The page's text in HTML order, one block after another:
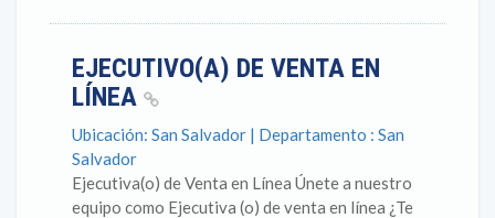
EJECUTIVO(A) DE VENTA EN
LÍNEA
Ubicación: San Salvador | Departamento : San
Salvador
Ejecutiva(o) de Venta en Línea Únete a nuestro
equipo como Ejecutiva (o) de venta en línea ¿Te